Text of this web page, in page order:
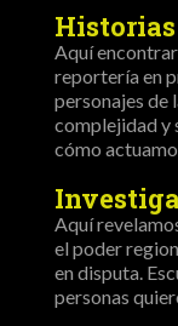
Historias
Aquí
reportería en
personajes de
complejidad y
cómo
Aquí
el poder
en disputa.
personas